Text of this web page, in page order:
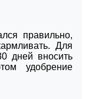
правильно,
Для
дней вносить
удобрение